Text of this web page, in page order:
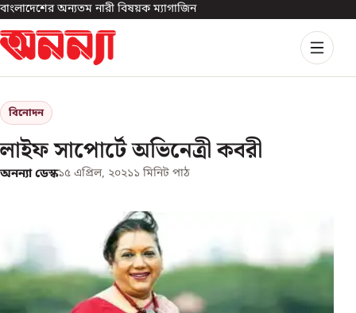
বাংলাদেশের অন্যতম নারী বিষয়ক ম্যাগাজিন
বিনোদন
লাইফ সাপোর্টে অভিনেত্রী কবরী
অনন্যা ডেস্ক১৫ এপ্রিল, ২০২১১ মিনিট পাঠ